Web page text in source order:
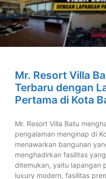
Mr. Resort Villa
Terbaru dengan
Pertama di Kota
Mr. Resort Villa Batu
pengalaman menginap di
menawarkan bangunan
menghadirkan fasilitas
ditemukan, yaitu lapangan
luxury modern, fasilitas